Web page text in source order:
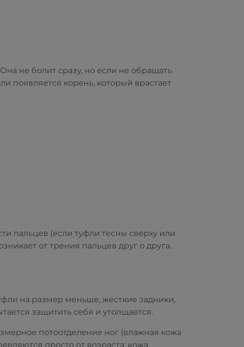
не болит сразу, но если не обращать
появляется корень, который врастает
пальцев (если туфли тесны сверху или
от трения пальцев друг о друга.
на размер меньше, жесткие задники,
защитить себя и утолщается.
потоотделение ног (влажная кожа
просто от возраста: кожа